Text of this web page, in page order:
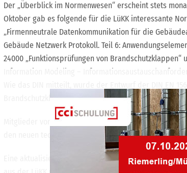
Der „Überblick im Normenwesen“ erscheint stets
Oktober gab es folgende für die LüKK interessante
„Firmenneutrale Datenkommunikation für die
Gebäude Netzwerk Protokoll. Teil 6:
24000 „Funktionsprüfungen von Brandschutzklappen“
Information Modeling –
Brandschutzklappen“ (04/2020) zurückgezogen.
Mitglieder von cci Wissensportal finden den
den neuen technischen Regeln unter der
Eine aktualisierte Übersicht zu mehr als 300 Normen,